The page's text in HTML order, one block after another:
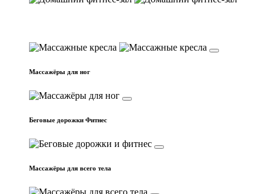
Массажёры для ног
Беговые дорожки Фитнес
Массажёры для всего тела